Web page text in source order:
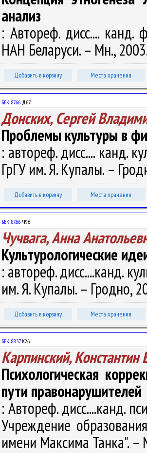
анализ
: Автореф. дисс.... канд.
НАН Беларуси. – Мн.,
Добавить в корзину Места хранения
ББК 87.66 Д67
Донских, Сергей
Проблемы культуры в
: автореф. дисс.... канд.
ГрГУ им. Я. Купалы. –
Добавить в корзину Места хранения
ББК 87.66 Ч96
Чучвага, Анна
Культурологические
: автореф. дисс....канд.
им. Я. Купалы. – Гродно,
Добавить в корзину Места хранения
ББК 88.37К26
Карпинский, Константин
Психологическая
пути правонарушителей
: Автореф. дисс....канд.
Учреждение
имени Максима Танка". –